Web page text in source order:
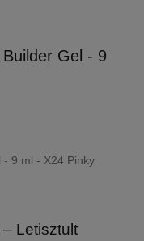
Gel - 9
- 9 ml - X24 Pinky
Letisztult